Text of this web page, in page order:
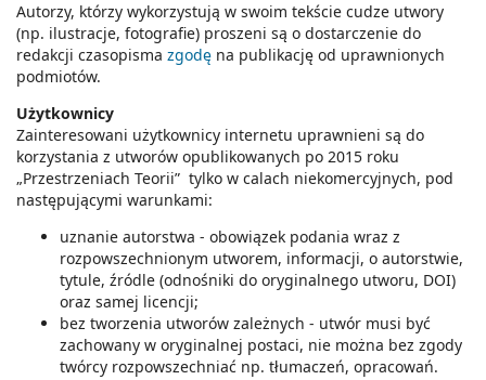
Autorzy, którzy wykorzystują w swoim tekście cudze utwory
(np. ilustracje, fotografie) proszeni są o dostarczenie do
redakcji czasopisma zgodę na publikację od uprawnionych
podmiotów.
Użytkownicy
Zainteresowani użytkownicy internetu uprawnieni są do
korzystania z utworów opublikowanych po 2015 roku
„Przestrzeniach Teorii” tylko w calach niekomercyjnych, pod
następującymi warunkami:
uznanie autorstwa - obowiązek podania wraz z
rozpowszechnionym utworem, informacji, o autorstwie,
tytule, źródle (odnośniki do oryginalnego utworu, DOI)
oraz samej licencji;
bez tworzenia utworów zależnych - utwór musi być
zachowany w oryginalnej postaci, nie można bez zgody
twórcy rozpowszechniać np. tłumaczeń, opracowań.